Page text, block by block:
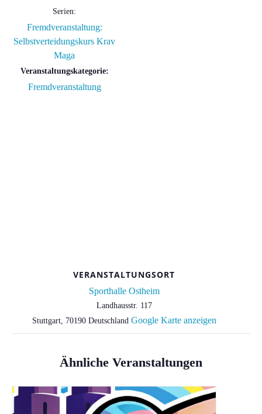
Serien:
Fremdveranstaltung:
Selbstverteidungskurs Krav
Maga
Veranstaltungskategorie:
Fremdveranstaltung
VERANSTALTUNGSORT
Sporthalle Ostheim
Landhausstr. 117
Stuttgart, 70190 Deutschland Google Karte anzeigen
Ähnliche Veranstaltungen